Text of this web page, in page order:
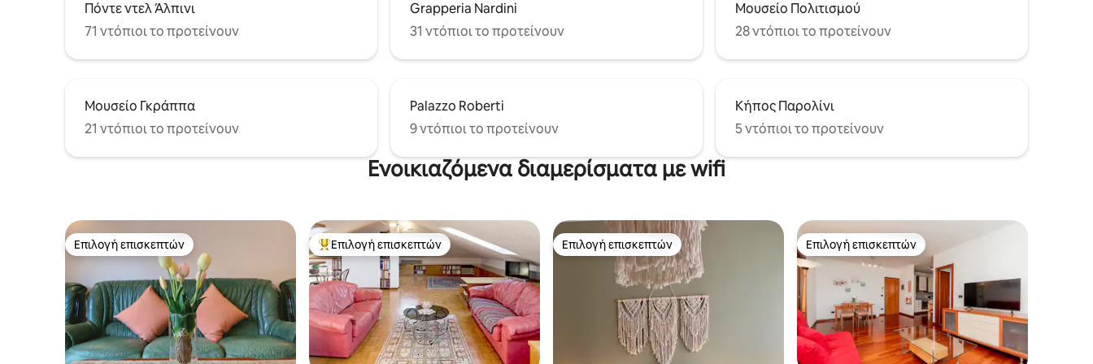
Πόντε ντελ Άλπινι
71 ντόπιοι το προτείνουν
Grapperia Nardini
31 ντόπιοι το προτείνουν
Μουσείο Πολιτισμού
28 ντόπιοι το προτείνουν
Μουσείο Γκράππα
21 ντόπιοι το προτείνουν
Palazzo Roberti
9 ντόπιοι το προτείνουν
Κήπος Παρολίνι
5 ντόπιοι το προτείνουν
Ενοικιαζόμενα διαμερίσματα με wifi
Επιλογή επισκεπτών
Επιλογή επισκεπτών Κορυφαία επιλογή επισκεπτών
Επιλογή επισκεπτών Επιλογή επισκεπτών
Επιλογή επισκεπτών Επιλογή επισκεπτών
Επιλογή επισκεπτών